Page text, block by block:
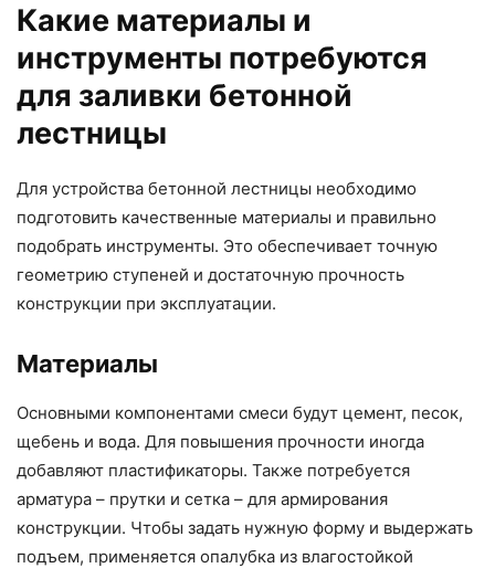
Какие материалы и
инструменты потребуются
для заливки бетонной
лестницы
Для устройства бетонной лестницы необходимо
подготовить качественные материалы и правильно
подобрать инструменты. Это обеспечивает точную
геометрию ступеней и достаточную прочность
конструкции при эксплуатации.
Материалы
Основными компонентами смеси будут цемент, песок,
щебень и вода. Для повышения прочности иногда
добавляют пластификаторы. Также потребуется
арматура – прутки и сетка – для армирования
конструкции. Чтобы задать нужную форму и выдержать
подъем, применяется опалубка из влагостойкой